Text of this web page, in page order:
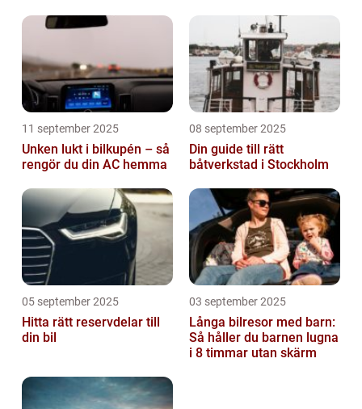
11 september 2025
Unken lukt i bilkupén – så
rengör du din AC hemma
08 september 2025
Din guide till rätt
båtverkstad i Stockholm
05 september 2025
Hitta rätt reservdelar till
din bil
03 september 2025
Långa bilresor med barn:
Så håller du barnen lugna
i 8 timmar utan skärm